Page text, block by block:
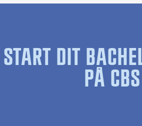
START DIT
PÅ CBS